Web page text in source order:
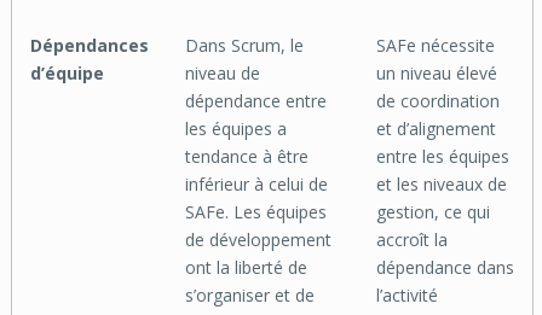
Dépendances
d’équipe
Dans Scrum, le
niveau de
dépendance entre
les équipes a
tendance à être
inférieur à celui de
SAFe. Les équipes
de développement
ont la liberté de
s’organiser et de
SAFe nécessite
un niveau élevé
de coordination
et d’alignement
entre les équipes
et les niveaux de
gestion, ce qui
accroît la
dépendance dans
l’activité